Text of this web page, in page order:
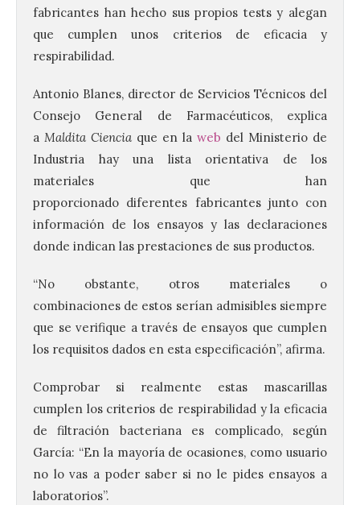
fabricantes han hecho sus propios tests y alegan
que cumplen unos criterios de eficacia y
respirabilidad.
Antonio Blanes, director de Servicios Técnicos del
Consejo General de Farmacéuticos, explica
a Maldita Ciencia que en la web del Ministerio de
Industria hay una lista orientativa de los
materiales que han
proporcionado diferentes fabricantes junto con
información de los ensayos y las declaraciones
donde indican las prestaciones de sus productos.
“No obstante, otros materiales o
combinaciones de estos serían admisibles siempre
que se verifique a través de ensayos que cumplen
los requisitos dados en esta especificación”, afirma.
Comprobar si realmente estas mascarillas
cumplen los criterios de respirabilidad y la eficacia
de filtración bacteriana es complicado, según
García: “En la mayoría de ocasiones, como usuario
no lo vas a poder saber si no le pides ensayos a
laboratorios”.